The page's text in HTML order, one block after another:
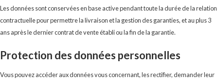
Les données sont conservées en base active pendant toute la durée de la relation
contractuelle pour permettre la livraison et la gestion des garanties, et au plus 3
ans après le dernier contrat de vente établi ou la fin de la garantie.
Protection des données personnelles
Vous pouvez accéder aux données vous concernant, les rectifier, demander leur